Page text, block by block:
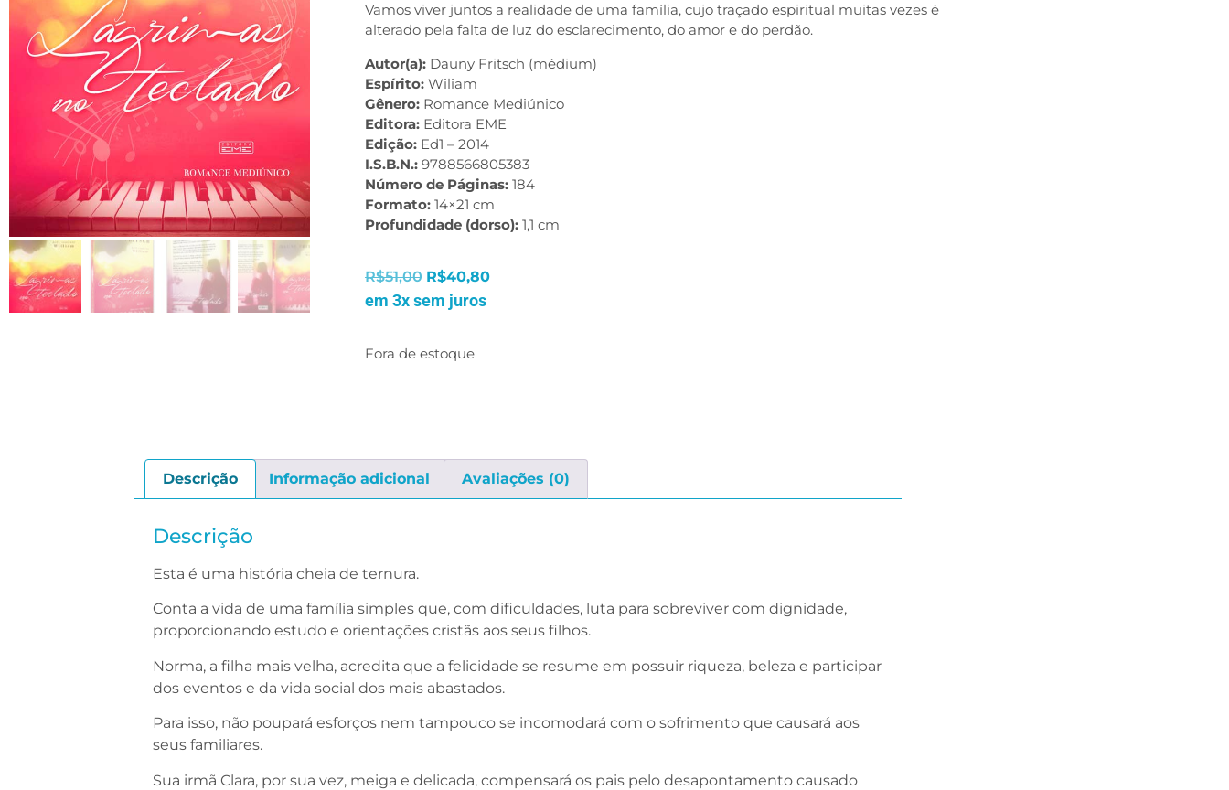
Vamos viver juntos a realidade de uma família, cujo traçado espiritual muitas vezes é
alterado pela falta de luz do esclarecimento, do amor e do perdão.
Autor(a): Dauny Fritsch (médium)
Espírito: Wiliam
Gênero: Romance Mediúnico
Editora: Editora EME
Edição: Ed1 – 2014
I.S.B.N.: 9788566805383
Número de Páginas: 184
Formato: 14×21 cm
Profundidade (dorso): 1,1 cm
R$51,00 R$40,80
em 3x sem juros
Fora de estoque
Descrição Informação adicional Avaliações (0)
Descrição
Esta é uma história cheia de ternura.
Conta a vida de uma família simples que, com dificuldades, luta para sobreviver com dignidade,
proporcionando estudo e orientações cristãs aos seus filhos.
Norma, a filha mais velha, acredita que a felicidade se resume em possuir riqueza, beleza e participar
dos eventos e da vida social dos mais abastados.
Para isso, não poupará esforços nem tampouco se incomodará com o sofrimento que causará aos
seus familiares.
Sua irmã Clara, por sua vez, meiga e delicada, compensará os pais pelo desapontamento causado